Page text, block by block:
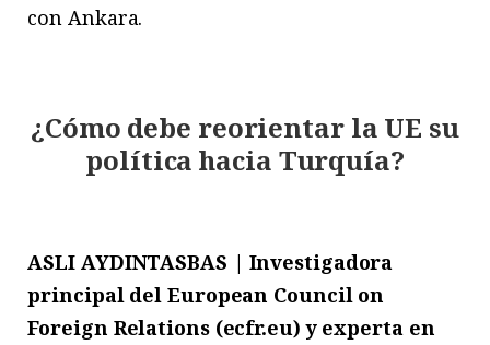
con Ankara.
¿Cómo debe reorientar la UE su
política hacia Turquía?
ASLI AYDINTASBAS | Investigadora
principal del European Council on
Foreign Relations (ecfr.eu) y experta en